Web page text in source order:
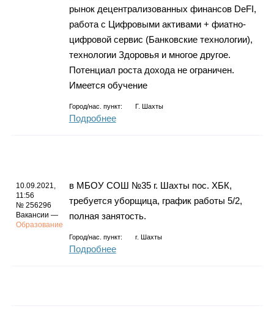
рынок децентрализованных финансов DeFI,
работа с Цифровыми активами + фиатно-
цифровой сервис (Банковские технологии),
технологии Здоровья и многое другое.
Потенциал роста дохода не ограничен.
Имеется обучение
Город/нас. пункт: Г. Шахты
Подробнее
10.09.2021,
11:56
№ 256296
Вакансии —
Образование
в МБОУ СОШ №35 г. Шахты пос. ХБК,
требуется уборщица, график работы 5/2,
полная занятость.
Город/нас. пункт: г. Шахты
Подробнее